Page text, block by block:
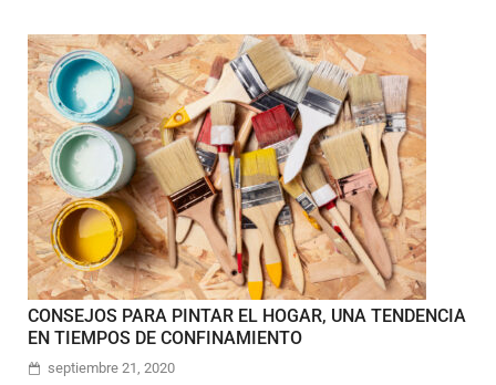
CONSEJOS PARA PINTAR EL HOGAR, UNA TENDENCIA
EN TIEMPOS DE CONFINAMIENTO
septiembre 21, 2020